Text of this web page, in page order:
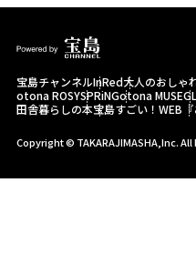
宝島チャンネルInRed大人のおしゃ
otona ROSYSPRiNGotona MUSE
田舎暮らしの本宝島すごい！WEB
Copyright © TAKARAJIMASHA,Inc.